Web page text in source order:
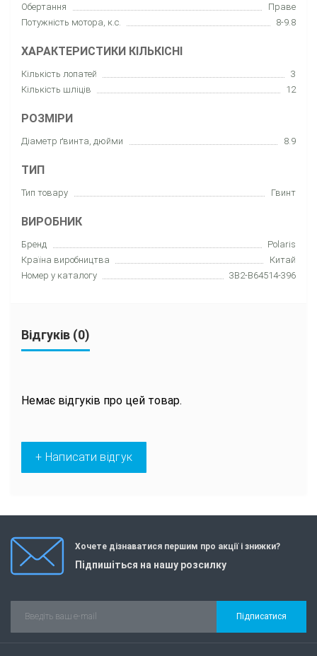
Обертання
Праве
Потужність мотора, к.с.
8-9.8
ХАРАКТЕРИСТИКИ КІЛЬКІСНІ
Кількість лопатей
3
Кількість шліців
12
РОЗМІРИ
Діаметр ґвинта, дюйми 8.9
ТИП
Тип товару Гвинт
ВИРОБНИК
Бренд
Polaris
Країна виробництва
Китай
Номер у каталогу
3B2-B64514-396
Відгуків (0)
Немає відгуків про цей товар.
+ Написати відгук
Хочете дізнаватися першим про акції і знижки?
Підпишіться на нашу розсилку
Підписатися